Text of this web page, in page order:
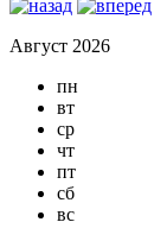
Август 2026
пн
вт
ср
чт
пт
сб
вс